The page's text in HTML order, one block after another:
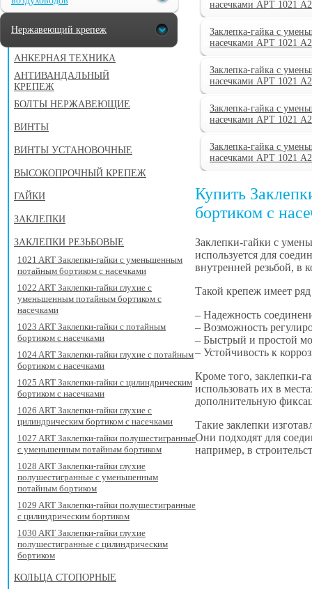
Нержавеющий крепеж
АНКЕРНАЯ ТЕХНИКА
АНТИВАНДАЛЬНЫЙ
КРЕПЕЖ
БОЛТЫ НЕРЖАВЕЮЩИЕ
ВИНТЫ
ВИНТЫ УСТАНОВОЧНЫЕ
ВЫСОКОПРОЧНЫЙ КРЕПЕЖ
ГАЙКИ
ЗАКЛЕПКИ
ЗАКЛЕПКИ РЕЗЬБОВЫЕ
1021 ART Заклепки-гайки с уменьшенным
потайным бортиком с насечками
1022 ART Заклепки-гайки глухие с
уменьшенным потайным бортиком с
насечками
1023 ART Заклепки-гайки с потайным
бортиком с насечками
1024 ART Заклепки-гайки глухие с потайным
бортиком с насечками
1025 ART Заклепки-гайки с цилиндрическим
бортиком с насечками
1026 ART Заклепки-гайки глухие с
цилиндрическим бортиком с насечками
1027 ART Заклепки-гайки полушестигранные
с уменьшенным потайным бортиком
1028 ART Заклепки-гайки глухие
полушестигранные с уменьшенным
потайным бортиком
1029 ART Заклепки-гайки полушестигранные
с цилиндрическим бортиком
1030 ART Заклепки-гайки глухие
полушестигранные с цилиндрическим
бортиком
КОЛЬЦА СТОПОРНЫЕ
насечками АРТ 1021
Заклепка-гайка с
насечками АРТ 1021
Заклепка-гайка с
насечками АРТ 1021
Заклепка-гайка с
насечками АРТ 1021
Заклепка-гайка с
насечками АРТ 1021
Купить
бортиком с
Заклепки-гайки с
используется для
внутренней резьбой, в
Такой крепеж имеет
– Надежность
– Возможность
– Быстрый и простой
– Устойчивость к
Кроме того, заклепки-
использовать их в
дополнительную
Такие заклепки
Они подходят для
например, в